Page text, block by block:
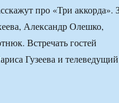
про «Три аккорда».
Александр Олешко,
Встречать гостей
Гузеева и телеведущий